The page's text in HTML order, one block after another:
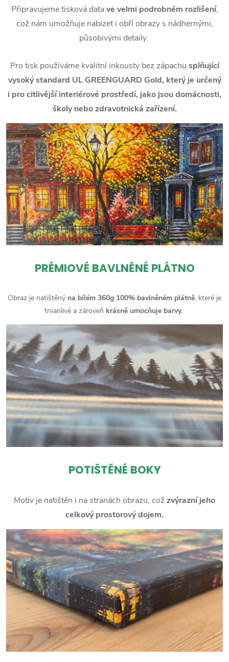
Připravujeme tisková datave velmi podrobném rozlišení,
což nám umožňuje nabízet i obří obrazy s nádhernými,
působivými detaily.
Pro tisk používáme kvalitní inkousty bez zápachu splňující
vysoký standard UL GREENGUARD Gold, který je určený
i pro citlivější interiérové prostředí, jako jsou domácnosti,
školy nebo zdravotnická zařízení.
PRÉMIOVÉ BAVLNĚNÉ PLÁTNO
Obraz je natištěný na bílém 360g 100% bavlněném plátně, které je
trvanlivé a zároveň krásně umocňuje barvy.
POTIŠTĚNÉ BOKY
Motiv je natištěn i na stranách obrazu, cožzvýrazní jeho
celkový prostorový dojem.